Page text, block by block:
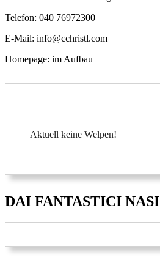
Telefon: 040 76972300
E-Mail: info@cchristl.com
Homepage: im Aufbau
Aktuell keine Welpen!
DAI FANTASTICI NASI